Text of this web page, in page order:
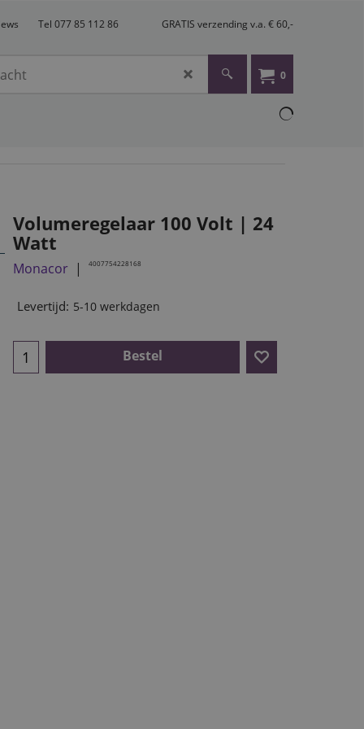
Tel 077 85 112 86 GRATIS verzending v.a. € 60,-
0
Volumeregelaar 100 Volt | 24
Watt
Monacor 4007754228168
Levertijd: 5-10 werkdagen
Bestel